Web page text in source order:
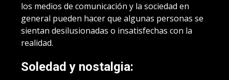
los medios de comunicación y la sociedad en
general pueden hacer que algunas personas se
sientan desilusionadas o insatisfechas con la
realidad.
Soledad y nostalgia: